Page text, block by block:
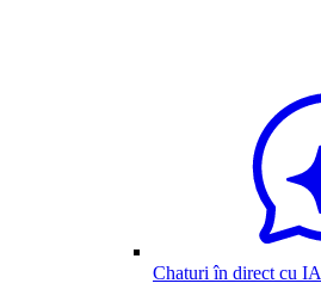
Chaturi în direct cu IA